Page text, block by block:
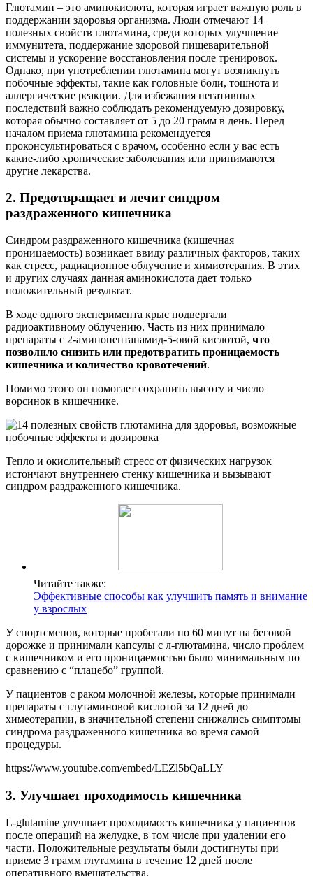
Глютамин – это аминокислота, которая играет важную роль в
поддержании здоровья организма. Люди отмечают 14
полезных свойств глютамина, среди которых улучшение
иммунитета, поддержание здоровой пищеварительной
системы и ускорение восстановления после тренировок.
Однако, при употреблении глютамина могут возникнуть
побочные эффекты, такие как головные боли, тошнота и
аллергические реакции. Для избежания негативных
последствий важно соблюдать рекомендуемую дозировку,
которая обычно составляет от 5 до 20 грамм в день. Перед
началом приема глютамина рекомендуется
проконсультироваться с врачом, особенно если у вас есть
какие-либо хронические заболевания или принимаются
другие лекарства.
2. Предотвращает и лечит синдром
раздраженного кишечника
Синдром раздраженного кишечника (кишечная
проницаемость) возникает ввиду различных факторов, таких
как стресс, радиационное облучение и химиотерапия. В этих
и других случаях данная аминокислота дает только
положительный результат.
В ходе одного эксперимента крыс подвергали
радиоактивному облучению. Часть из них принимало
препараты с 2-аминопентанамид-5-овой кислотой, что
позволило снизить или предотвратить проницаемость
кишечника и количество кровотечений.
Помимо этого он помогает сохранить высоту и число
ворсинок в кишечнике.
Тепло и окислительный стресс от физических нагрузок
истончают внутреннею стенку кишечника и вызывают
синдром раздраженного кишечника.
Читайте также:
Эффективные способы как улучшить память и внимание
у взрослых
У спортсменов, которые пробегали по 60 минут на беговой
дорожке и принимали капсулы с л-глютамина, число проблем
с кишечником и его проницаемостью было минимальным по
сравнению с “плацебо” группой.
У пациентов с раком молочной железы, которые принимали
препараты с глутаминовой кислотой за 12 дней до
химеотерапии, в значительной степени снижались симптомы
синдрома раздраженного кишечника во время самой
процедуры.
https://www.youtube.com/embed/LEZl5bQaLLY
3. Улучшает проходимость кишечника
L-glutamine улучшает проходимость кишечника у пациентов
после операций на желудке, в том числе при удалении его
части. Положительные результаты были достигнуты при
приеме 3 грамм глутамина в течение 12 дней после
оперативного вмешательства.